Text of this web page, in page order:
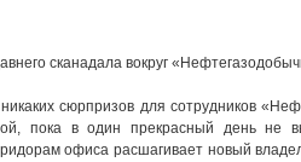
сканадала вокруг
сюрпризов для сотрудников
пока в один прекрасный день не
офиса расшагивает новый